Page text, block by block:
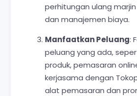
perhitungan ulang
dan manajemen biaya.
Manfaatkan Peluang:
peluang yang ada,
produk, pemasaran
kerjasama dengan
alat pemasaran dan